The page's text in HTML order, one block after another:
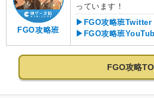
FGO攻略班
っています！
▶FGO攻略班Twitter
▶FGO攻略班
FGO攻略